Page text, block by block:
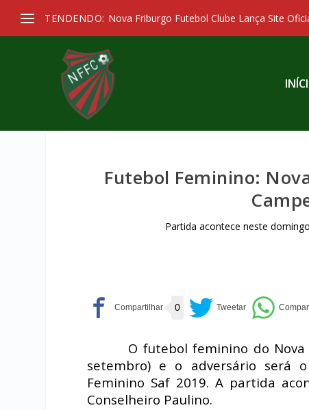
TENDENDO: Nova Friburgo Futebol Clube Lança Site
Futebol Feminino:
Partida acontece neste
0
O futebol feminino do
setembro) e o adversário será
Feminino Saf 2019. A partida
Conselheiro Paulino.